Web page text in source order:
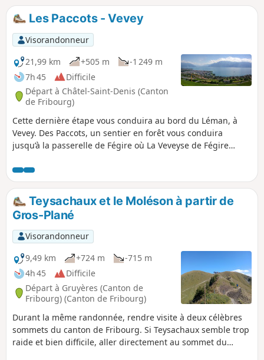
Les Paccots - Vevey
Visorandonneur
21,99 km
+505 m
-1 249 m
7h 45
Difficile
Départ à Châtel-Saint-Denis (Canton
de Fribourg)
Cette dernière étape vous conduira au bord du Léman, à
Vevey. Des Paccots, un sentier en forêt vous conduira
jusqu’à la passerelle de Fégire où La Veveyse de Fégire
arrivant à Laly et à partir du sentier des pléiades, vous
admirerez le Lac Léman et les sommets des Alpes
environnantes. Vous traverserez quelques vignobles avant
d'arriver à Vevey.
Teysachaux et le Moléson à partir de
Gros-Plané
Visorandonneur
9,49 km
+724 m
-715 m
4h 45
Difficile
Départ à Gruyères (Canton de
Fribourg) (Canton de Fribourg)
Durant la même randonnée, rendre visite à deux célèbres
sommets du canton de Fribourg. Si Teysachaux semble trop
raide et bien difficile, aller directement au sommet du